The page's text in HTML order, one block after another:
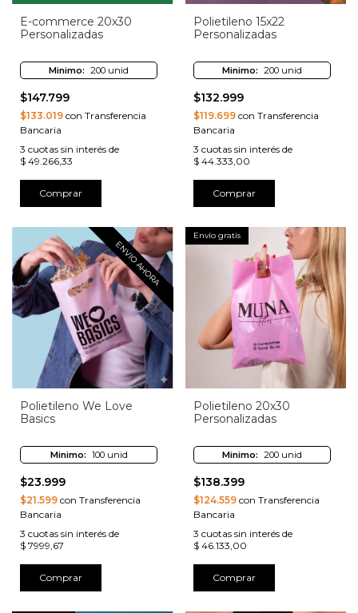
E-commerce 20x30
Personalizadas
Minimo: 200 unid
$147.799
$133.019 con Transferencia
Bancaria
3 cuotas sin interés de
$ 49.266,33
Comprar
Polietileno 15x22
Personalizadas
Minimo: 200 unid
$132.999
$119.699con Transferencia
Bancaria
3 cuotas sin interés de
$ 44.333,00
Comprar
ENVIO AHORA
Polietileno We Love
Basics
Minimo: 100 unid
$23.999
$21.599 con Transferencia
Bancaria
3 cuotas sin interés de
$ 7999,67
Comprar
Envío gratis
Polietileno 20x30
Personalizadas
Minimo: 200 unid
$138.399
$124.559con Transferencia
Bancaria
3 cuotas sin interés de
$ 46.133,00
Comprar